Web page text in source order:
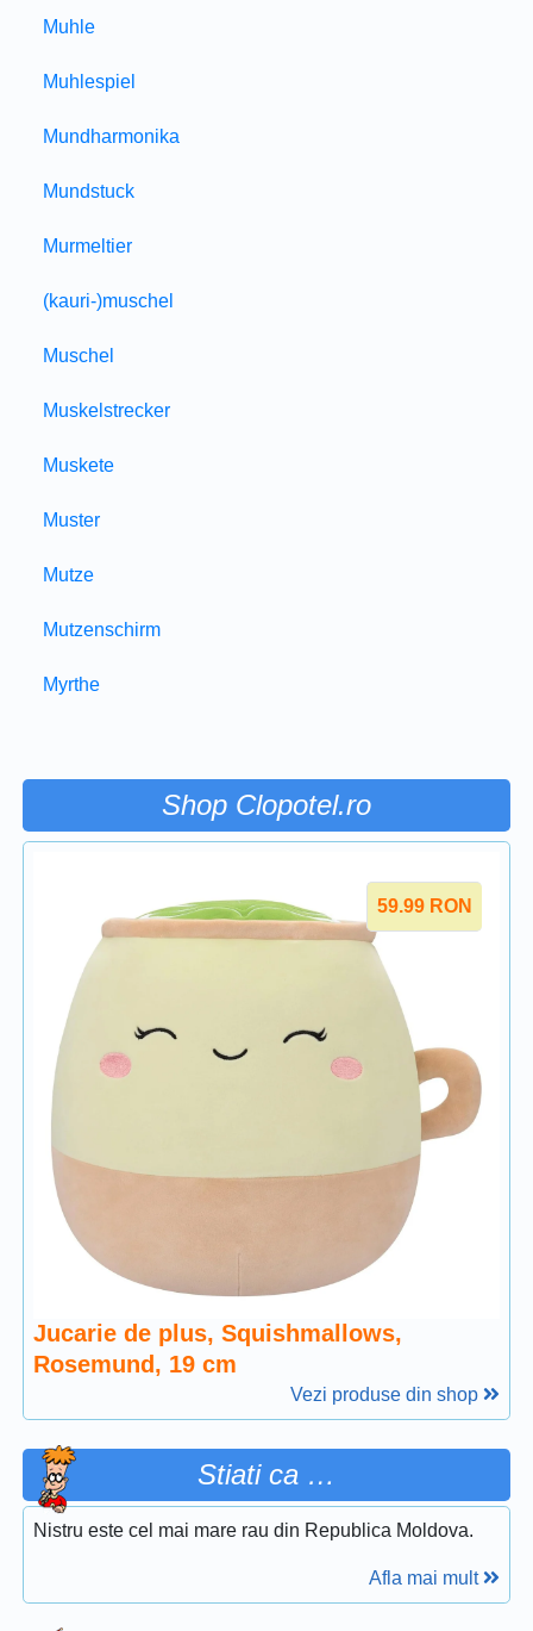
Muhle
Muhlespiel
Mundharmonika
Mundstuck
Murmeltier
(kauri-)muschel
Muschel
Muskelstrecker
Muskete
Muster
Mutze
Mutzenschirm
Myrthe
Shop Clopotel.ro
59.99 RON
Jucarie de plus, Squishmallows,
Rosemund, 19 cm
Vezi produse din shop
Stiati ca …
Nistru este cel mai mare rau din Republica Moldova.
Afla mai mult